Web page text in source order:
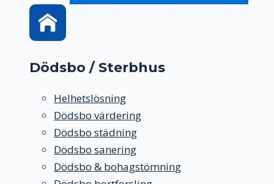
Dödsbo / Sterbhus
Helhetslösning
Dödsbo värdering
Dödsbo städning
Dödsbo sanering
Dödsbo & bohagstömning